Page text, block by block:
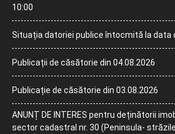
10:00
Situația datoriei publice întocmită la data
Publicații de căsătorie din 04.08.2026
Publicație de căsătorie din 03.08.2026
ANUNȚ DE INTERES pentru deținătorii
sector cadastral nr. 30 (Peninsula-